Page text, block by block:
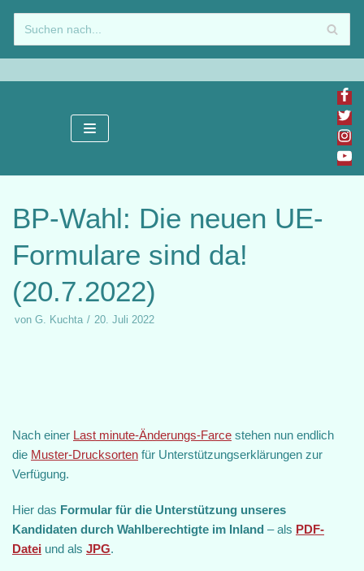
Zum
Inhalt
springen
BP-Wahl: Die neuen UE-
Formulare sind da!
(20.7.2022)
von G. Kuchta 20. Juli 2022
Nach einer Last minute-Änderungs-Farce stehen nun endlich
die Muster-Drucksorten für Unterstützungserklärungen zur
Verfügung.
Hier das Formular für die Unterstützung unseres
Kandidaten durch Wahlberechtigte im Inland – als PDF-
Datei und als JPG.